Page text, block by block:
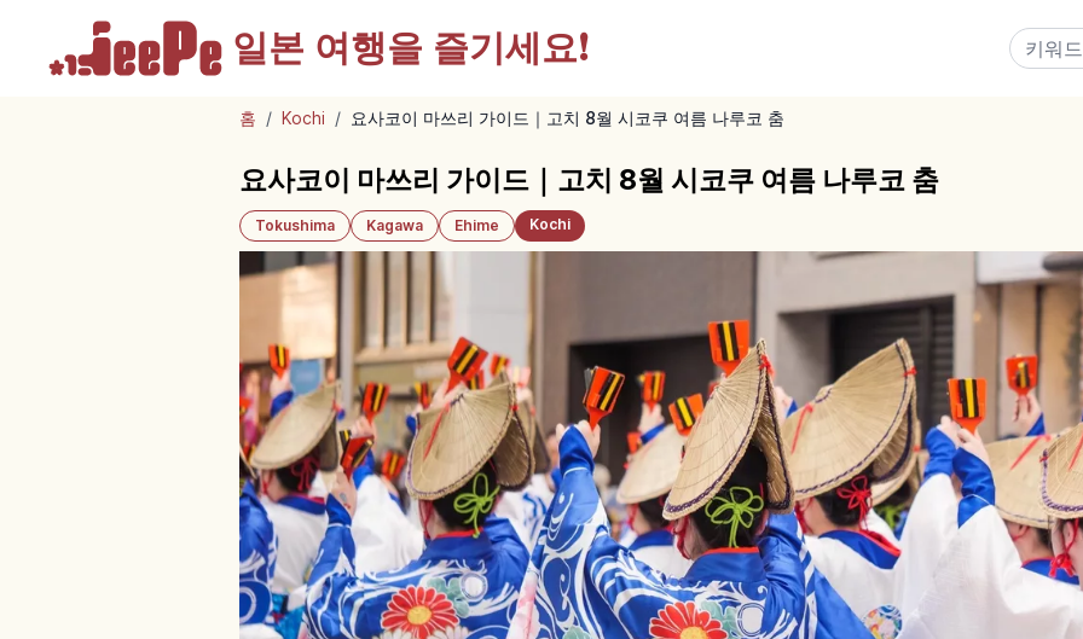
일본 여행을 즐기세요!
홈 / Kochi / 요사코이 마쓰리 가이드｜고치 8월 시코쿠 여름 나루코 춤
요사코이 마쓰리 가이드｜고치 8월 시코쿠 여름 나루코 춤
Tokushima Kagawa Ehime Kochi